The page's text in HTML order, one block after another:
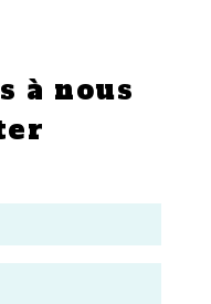
à nous